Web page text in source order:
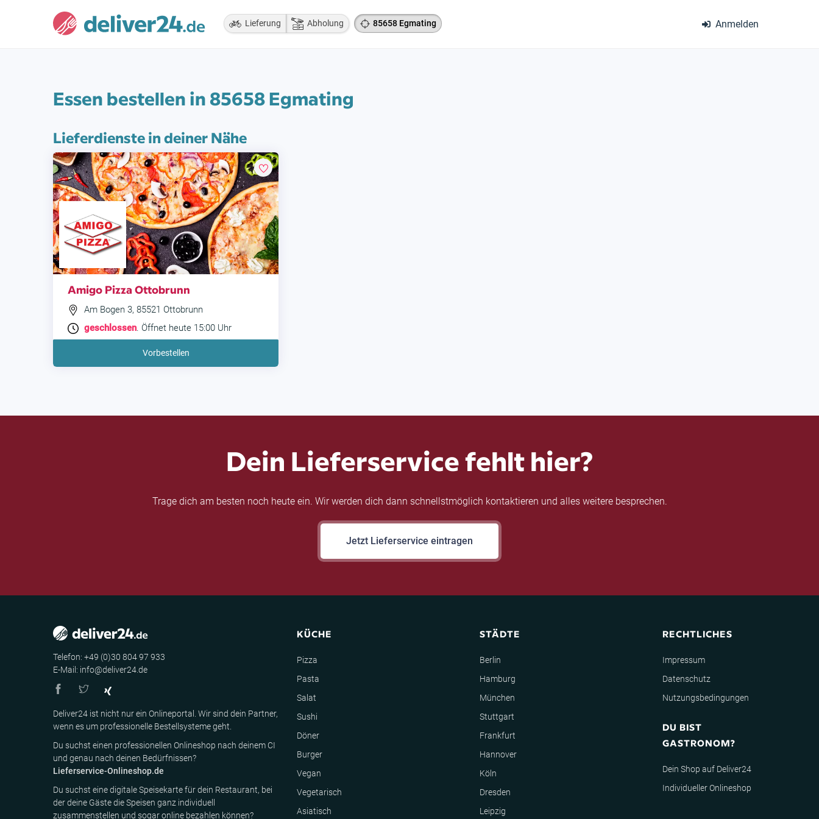
Anmelden
Lieferung Abholung 85658 Egmating
Essen bestellen in 85658 Egmating
Lieferdienste in deiner Nähe
Amigo Pizza Ottobrunn
Am Bogen 3, 85521 Ottobrunn
geschlossen. Öffnet heute 15:00 Uhr
Vorbestellen
Dein Lieferservice fehlt hier?
Trage dich am besten noch heute ein. Wir werden dich dann schnellstmöglich kontaktieren und alles weitere besprechen.
Jetzt Lieferservice eintragen
Telefon: +49 (0)30 804 97 933
E-Mail: info@deliver24.de
Deliver24 ist nicht nur ein Onlineportal. Wir sind dein Partner,
wenn es um professionelle Bestellsysteme geht.
Du suchst einen professionellen Onlineshop nach deinem CI
und genau nach deinen Bedürfnissen?
Lieferservice-Onlineshop.de
Du suchst eine digitale Speisekarte für dein Restaurant, bei
der deine Gäste die Speisen ganz individuell
zusammenstellen und sogar online bezahlen können?
KÜCHE
Pizza
Pasta
Salat
Sushi
Döner
Burger
Vegan
Vegetarisch
Asiatisch
STÄDTE
Berlin
Hamburg
München
Stuttgart
Frankfurt
Hannover
Köln
Dresden
Leipzig
RECHTLICHES
Impressum
Datenschutz
Nutzungsbedingungen
DU BIST
GASTRONOM?
Dein Shop auf Deliver24
Individueller Onlineshop